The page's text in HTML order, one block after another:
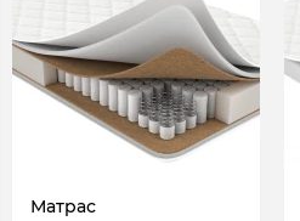
Матрас